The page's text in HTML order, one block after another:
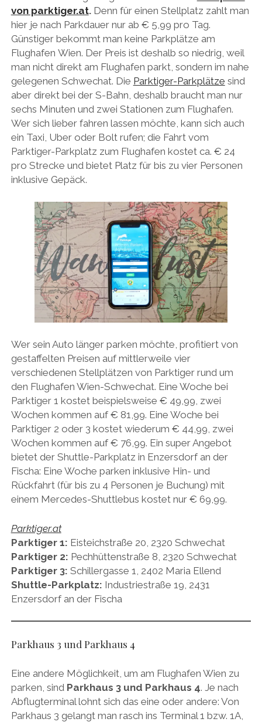
von parktiger.at.Denn für einen Stellplatz zahlt man
hier je nach Parkdauer nur ab € 5,99 pro Tag.
Günstiger bekommt man keine Parkplätze am
Flughafen Wien. Der Preis ist deshalb so niedrig, weil
man nicht direkt am Flughafen parkt, sondern im nahe
gelegenen Schwechat. Die Parktiger-Parkplätze sind
aber direkt bei der S-Bahn, deshalb braucht man nur
sechs Minuten und zwei Stationen zum Flughafen.
Wer sich lieber fahren lassen möchte, kann sich auch
ein Taxi, Uber oder Bolt rufen; die Fahrt vom
Parktiger-Parkplatz zum Flughafen kostet ca. € 24
pro Strecke und bietet Platz für bis zu vier Personen
inklusive Gepäck.
Wer sein Auto länger parken möchte, profitiert von
gestaffelten Preisen auf mittlerweile vier
verschiedenen Stellplätzen von Parktiger rund um
den Flughafen Wien-Schwechat. Eine Woche bei
Parktiger 1 kostet beispielsweise € 49,99, zwei
Wochen kommen auf € 81,99. Eine Woche bei
Parktiger 2 oder 3 kostet wiederum € 44,99, zwei
Wochen kommen auf € 76,99. Ein super Angebot
bietet der Shuttle-Parkplatz in Enzersdorf an der
Fischa: Eine Woche parken inklusive Hin- und
Rückfahrt (für bis zu 4 Personen je Buchung) mit
einem Mercedes-Shuttlebus kostet nur € 69,99.
Parktiger.at
Parktiger 1: Eisteichstraße 20, 2320 Schwechat
Parktiger 2: Pechhüttenstraße 8, 2320 Schwechat
Parktiger 3: Schillergasse 1, 2402 Maria Ellend
Shuttle-Parkplatz: Industriestraße 19, 2431
Enzersdorf an der Fischa
Parkhaus 3 und Parkhaus 4
Eine andere Möglichkeit, um am Flughafen Wien zu
parken, sind Parkhaus 3 und Parkhaus 4. Je nach
Abflugterminal lohnt sich das eine oder andere: Von
Parkhaus 3 gelangt man rasch ins Terminal 1 bzw. 1A,